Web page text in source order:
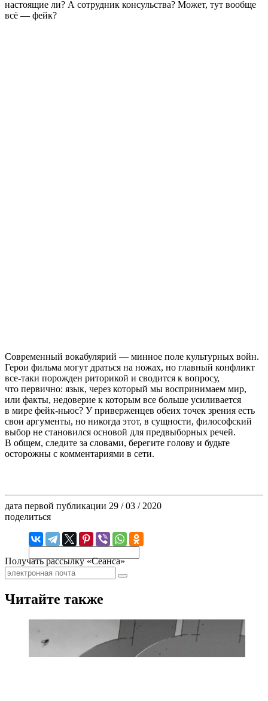
настоящие ли? А сотрудник консульства? Может, тут вообще
всё — фейк?
Современный вокабулярий — минное поле культурных войн.
Герои фильма могут драться на ножах, но главный конфликт
все-таки порожден риторикой и сводится к вопросу,
что первично: язык, через который мы воспринимаем мир,
или факты, недоверие к которым все больше усиливается
в мире фейк-ньюс? У приверженцев обеих точек зрения есть
свои аргументы, но никогда этот, в сущности, философский
выбор не становился основой для предвыборных речей.
В общем, следите за словами, берегите голову и будьте
осторожны с комментариями в сети.
дата первой публикации 29 / 03 / 2020
поделиться
Получать рассылку «Сеанса»
Читайте также